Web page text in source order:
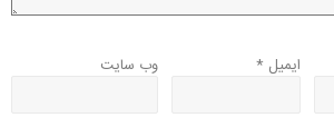
ایمیل * وب‌ سایت